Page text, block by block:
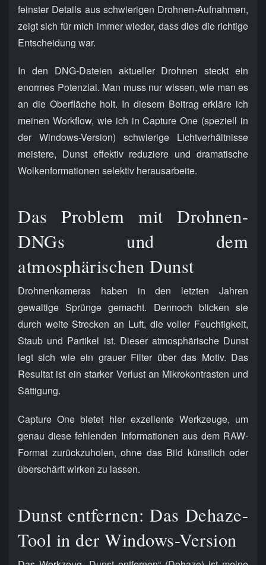
feinster Details aus schwierigen Drohnen-Aufnahmen,
zeigt sich für mich immer wieder, dass dies die richtige
Entscheidung war.
In den DNG-Dateien aktueller Drohnen steckt ein
enormes Potenzial. Man muss nur wissen, wie man es
an die Oberfläche holt. In diesem Beitrag erkläre ich
meinen Workflow, wie ich in Capture One (speziell in
der Windows-Version) schwierige Lichtverhältnisse
meistere, Dunst effektiv reduziere und dramatische
Wolkenformationen selektiv herausarbeite.
Das Problem mit Drohnen-
DNGs und dem
atmosphärischen Dunst
Drohnenkameras haben in den letzten Jahren
gewaltige Sprünge gemacht. Dennoch blicken sie
durch weite Strecken an Luft, die voller Feuchtigkeit,
Staub und Partikel ist. Dieser atmosphärische Dunst
legt sich wie ein grauer Filter über das Motiv. Das
Resultat ist ein starker Verlust an Mikrokontrasten und
Sättigung.
Capture One bietet hier exzellente Werkzeuge, um
genau diese fehlenden Informationen aus dem RAW-
Format zurückzuholen, ohne das Bild künstlich oder
überschärft wirken zu lassen.
Dunst entfernen: Das Dehaze-
Tool in der Windows-Version